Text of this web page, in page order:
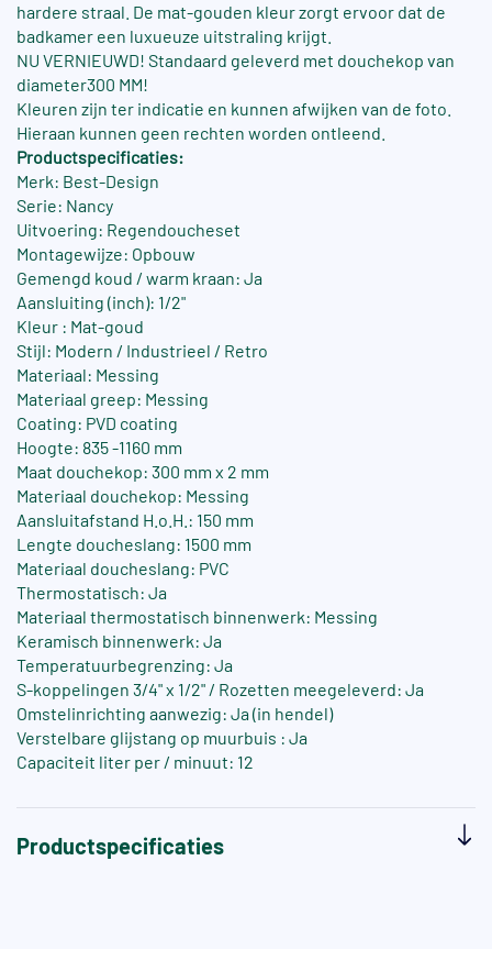
hardere straal. De mat-gouden kleur zorgt ervoor dat de
badkamer een luxueuze uitstraling krijgt.
NU VERNIEUWD! Standaard geleverd met douchekop van
diameter300 MM!
Kleuren zijn ter indicatie en kunnen afwijken van de foto.
Hieraan kunnen geen rechten worden ontleend.
Productspecificaties:
Merk: Best-Design
Serie: Nancy
Uitvoering: Regendoucheset
Montagewijze: Opbouw
Gemengd koud / warm kraan: Ja
Aansluiting (inch): 1/2"
Kleur : Mat-goud
Stijl: Modern / Industrieel / Retro
Materiaal: Messing
Materiaal greep: Messing
Coating: PVD coating
Hoogte: 835 -1160 mm
Maat douchekop: 300 mm x 2 mm
Materiaal douchekop: Messing
Aansluitafstand H.o.H.: 150 mm
Lengte doucheslang: 1500 mm
Materiaal doucheslang: PVC
Thermostatisch: Ja
Materiaal thermostatisch binnenwerk: Messing
Keramisch binnenwerk: Ja
Temperatuurbegrenzing: Ja
S-koppelingen 3/4" x 1/2" / Rozetten meegeleverd: Ja
Omstelinrichting aanwezig: Ja (in hendel)
Verstelbare glijstang op muurbuis : Ja
Capaciteit liter per / minuut: 12
Productspecificaties